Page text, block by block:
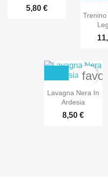
5,80 €
Trenino
Lavagna Nera In
Ardesia
8,50 €